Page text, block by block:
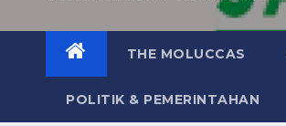
THE MOLUCCAS
POLITIK & PEMERINTAHAN